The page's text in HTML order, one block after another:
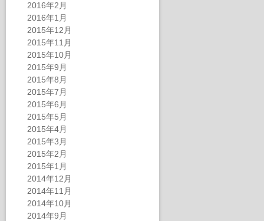
2016年2月
2016年1月
2015年12月
2015年11月
2015年10月
2015年9月
2015年8月
2015年7月
2015年6月
2015年5月
2015年4月
2015年3月
2015年2月
2015年1月
2014年12月
2014年11月
2014年10月
2014年9月